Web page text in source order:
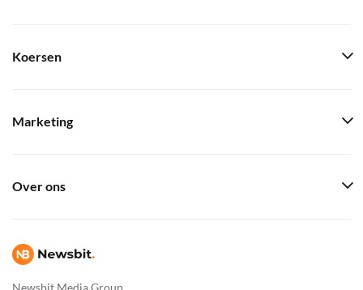
Newsbit Media Group
Koersen
Marketing
Over ons